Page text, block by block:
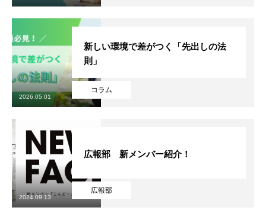
ソフィアメンバー紹介
プライバシーポリシー
コラム
新しい環境で差がつく「先出しの法
則」
2026.05.01
広報部
広報部 新メンバー紹介！
2024.09.13